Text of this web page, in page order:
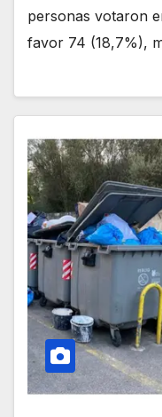
personas votaron
favor 74 (18,7%),